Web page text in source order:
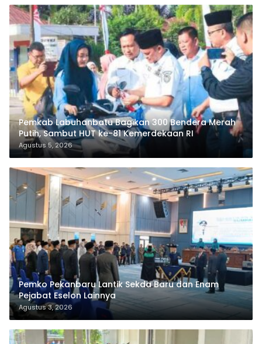
Pemkab Labuhanbatu Bagikan 300 Bendera Merah
Putih, Sambut HUT ke-81 Kemerdekaan RI
Agustus 5, 2026
Pemko Pekanbaru Lantik Sekda Baru dan Enam
Pejabat Eselon Lainnya
Agustus 3, 2026